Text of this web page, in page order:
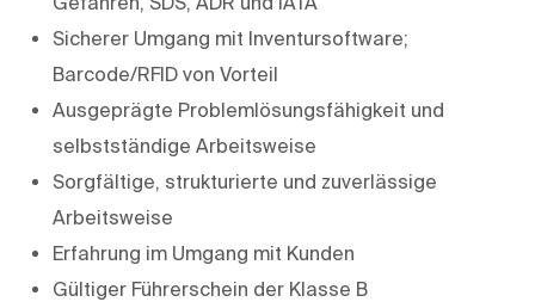
Sicherer Umgang mit Inventursoftware;
Barcode/RFID von Vorteil
Ausgeprägte Problemlösungsfähigkeit und
selbstständige Arbeitsweise
Sorgfältige, strukturierte und zuverlässige
Arbeitsweise
Erfahrung im Umgang mit Kunden
Gültiger Führerschein der Klasse B